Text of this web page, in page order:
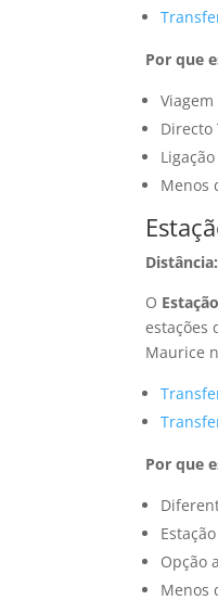
Por que
Directo
Menos
O
estações
Maurice
Por que
Opção
Menos